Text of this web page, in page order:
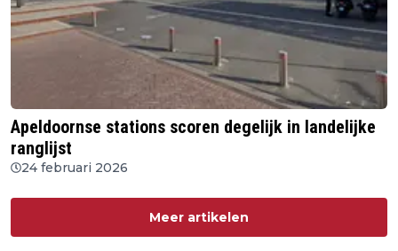
Apeldoornse stations scoren degelijk in landelijke
ranglijst
24 februari 2026
Meer artikelen